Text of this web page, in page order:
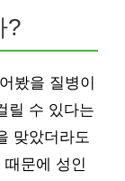
?
봤을 질병이
릴 수 있다는
맞았더라도
문에 성인